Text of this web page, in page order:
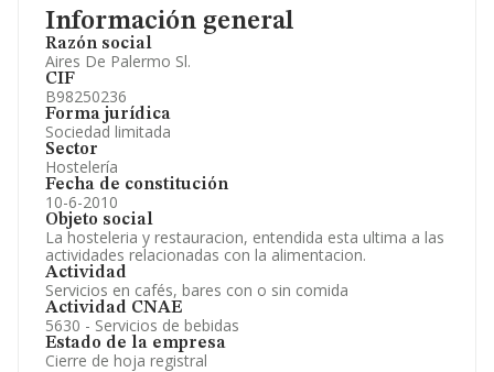
Información general
Razón social
Aires De Palermo Sl.
CIF
B98250236
Forma jurídica
Sociedad limitada
Sector
Hostelería
Fecha de constitución
10-6-2010
Objeto social
La hosteleria y restauracion, entendida esta ultima a las
actividades relacionadas con la alimentacion.
Actividad
Servicios en cafés, bares con o sin comida
Actividad CNAE
5630 - Servicios de bebidas
Estado de la empresa
Cierre de hoja registral
Información oficial y registral complementaria.